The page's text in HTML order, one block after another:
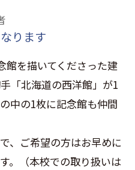
ります
を描いてくださった建
「北海道の西洋館」が1
中の1枚に記念館も仲間
、ご希望の方はお早めに
。（本校での取り扱いは